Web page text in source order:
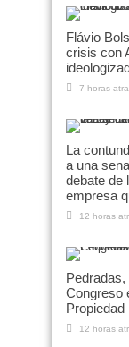
Flávio
crisis con
7 horas
La
a una
debate de
empresa
12 horas
Congreso
Propiedad
12 horas